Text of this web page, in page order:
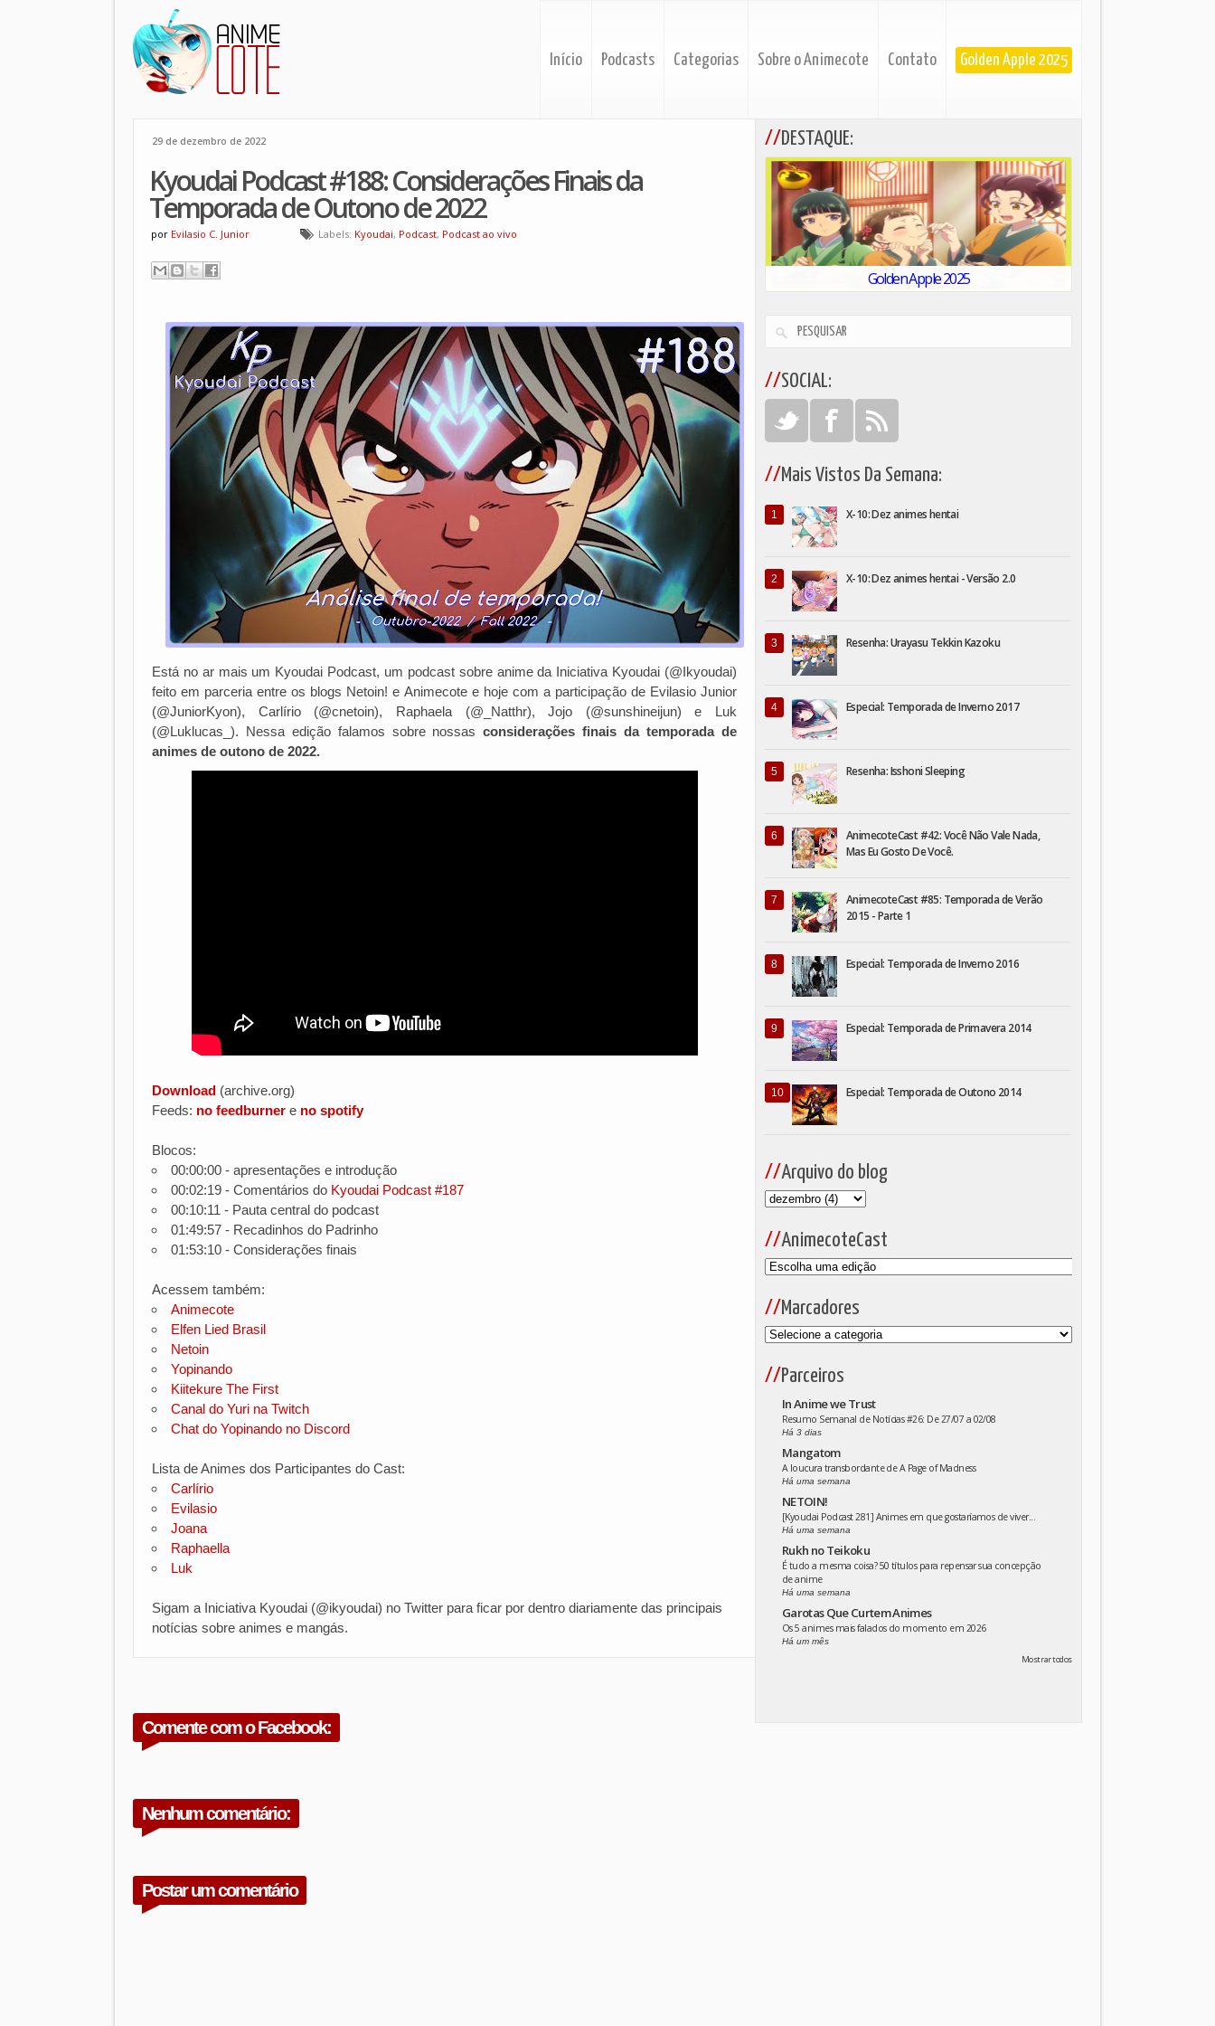
Início Podcasts Categorias Sobre o Animecote Contato Golden Apple 2025
29 de dezembro de 2022
Kyoudai Podcast #188: Considerações Finais da
Temporada de Outono de 2022
por Evilasio C. Junior Labels: Kyoudai, Podcast, Podcast ao vivo
Está no ar mais um Kyoudai Podcast, um podcast sobre anime da Iniciativa Kyoudai (@Ikyoudai)
feito em parceria entre os blogs Netoin! e Animecote e hoje com a participação de Evilasio Junior
(@JuniorKyon), Carlírio (@cnetoin), Raphaela (@_Natthr), Jojo (@sunshineijun) e Luk
(@Luklucas_). Nessa edição falamos sobre nossasconsiderações finais da temporada de
animes de outono de 2022.
Download (archive.org)
Feeds: no feedburner e no spotify
Blocos:
00:00:00 - apresentações e introdução
00:02:19 - Comentários do Kyoudai Podcast #187
00:10:11 - Pauta central do podcast
01:49:57 - Recadinhos do Padrinho
01:53:10 - Considerações finais
Acessem também:
Animecote
Elfen Lied Brasil
Netoin
Yopinando
Kiitekure The First
Canal do Yuri na Twitch
Chat do Yopinando no Discord
Lista de Animes dos Participantes do Cast:
Carlírio
Evilasio
Joana
Raphaella
Luk
Sigam a Iniciativa Kyoudai (@ikyoudai) no Twitter para ficar por dentro diariamente das principais
notícias sobre animes e mangás.
Comente com o Facebook:
Nenhum comentário:
Postar um comentário
DESTAQUE:
Golden Apple 2025
SOCIAL:
Mais Vistos Da Semana:
X-10: Dez animes hentai
X-10: Dez animes hentai - Versão 2.0
Resenha: Urayasu Tekkin Kazoku
Especial: Temporada de Inverno 2017
Resenha: Isshoni Sleeping
AnimecoteCast #42: Você Não Vale Nada,
Mas Eu Gosto De Você.
AnimecoteCast #85: Temporada de Verão
2015 - Parte 1
Especial: Temporada de Inverno 2016
Especial: Temporada de Primavera 2014
Especial: Temporada de Outono 2014
Arquivo do blog
AnimecoteCast
Marcadores
Parceiros
In Anime we Trust
Resumo Semanal de Notícias #26: De 27/07 a 02/08
Há 3 dias
Mangatom
A loucura transbordante de A Page of Madness
Há uma semana
NETOIN!
[Kyoudai Podcast 281] Animes em que gostaríamos de viver...
Há uma semana
Rukh no Teikoku
É tudo a mesma coisa? 50 títulos para repensar sua concepção
de anime
Há uma semana
Garotas Que Curtem Animes
Os 5 animes mais falados do momento em 2026
Há um mês
Mostrar todos